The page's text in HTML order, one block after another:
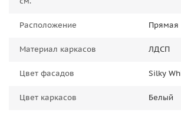
Расположение Прямая
Материал каркасов ЛДСП
Цвет фасадов Silky
Цвет каркасов Белый